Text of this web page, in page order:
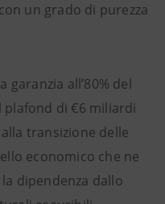
un grado di purezza
all’80% del
plafond di €6 miliardi
transizione delle
economico che ne
dipendenza dallo